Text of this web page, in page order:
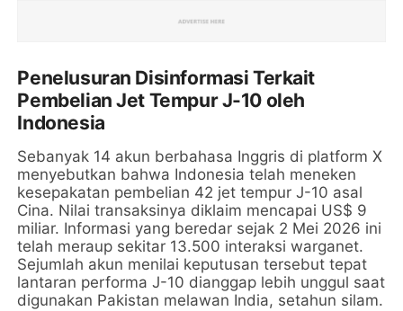
Penelusuran Disinformasi Terkait
Pembelian Jet Tempur J-10 oleh
Indonesia
Sebanyak 14 akun berbahasa Inggris di platform X
menyebutkan bahwa Indonesia telah meneken
kesepakatan pembelian 42 jet tempur J-10 asal
Cina. Nilai transaksinya diklaim mencapai US$ 9
miliar. Informasi yang beredar sejak 2 Mei 2026 ini
telah meraup sekitar 13.500 interaksi warganet.
Sejumlah akun menilai keputusan tersebut tepat
lantaran performa J-10 dianggap lebih unggul saat
digunakan Pakistan melawan India, setahun silam.